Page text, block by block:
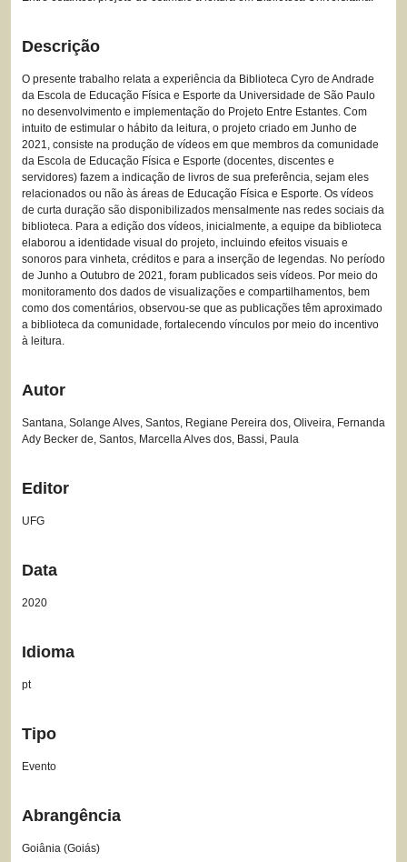
Descrição
O presente trabalho relata a experiência da Biblioteca Cyro de Andrade
da Escola de Educação Física e Esporte da Universidade de São Paulo
no desenvolvimento e implementação do Projeto Entre Estantes. Com
intuito de estimular o hábito da leitura, o projeto criado em Junho de
2021, consiste na produção de vídeos em que membros da comunidade
da Escola de Educação Física e Esporte (docentes, discentes e
servidores) fazem a indicação de livros de sua preferência, sejam eles
relacionados ou não às áreas de Educação Física e Esporte. Os vídeos
de curta duração são disponibilizados mensalmente nas redes sociais da
biblioteca. Para a edição dos vídeos, inicialmente, a equipe da biblioteca
elaborou a identidade visual do projeto, incluindo efeitos visuais e
sonoros para vinheta, créditos e para a inserção de legendas. No período
de Junho a Outubro de 2021, foram publicados seis vídeos. Por meio do
monitoramento dos dados de visualizações e compartilhamentos, bem
como dos comentários, observou-se que as publicações têm aproximado
a biblioteca da comunidade, fortalecendo vínculos por meio do incentivo
à leitura.
Autor
Santana, Solange Alves, Santos, Regiane Pereira dos, Oliveira, Fernanda
Ady Becker de, Santos, Marcella Alves dos, Bassi, Paula
Editor
UFG
Data
2020
Idioma
pt
Tipo
Evento
Abrangência
Goiânia (Goiás)